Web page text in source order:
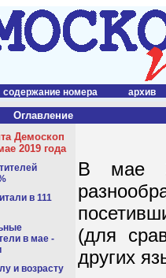
содержание номера архив
Оглавление
Демоскоп
2019 года
в 111
в мае -
и возрасту
В мае
(для
других